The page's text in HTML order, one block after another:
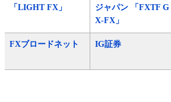
「LIGHT FX」
ジャパン 「FXTF G
X-FX」
FXブロードネット IG証券